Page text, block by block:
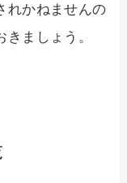
れかねませんの
ましょう。